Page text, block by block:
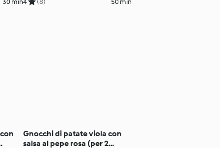
30 min4 (8) 50 min
Gnocchi di patate viola con
salsa al pepe rosa (per 2